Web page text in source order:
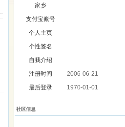
家乡
支付宝账号
个人主页
个性签名
自我介绍
注册时间
2006-06-21
最后登录
1970-01-01
社区信息